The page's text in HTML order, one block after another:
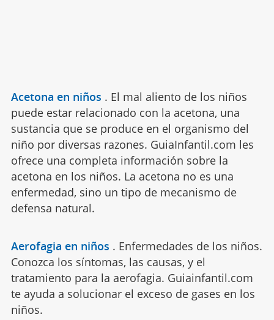
Acetona en niños . El mal aliento de los niños
puede estar relacionado con la acetona, una
sustancia que se produce en el organismo del
niño por diversas razones. GuiaInfantil.com les
ofrece una completa información sobre la
acetona en los niños. La acetona no es una
enfermedad, sino un tipo de mecanismo de
defensa natural.
Aerofagia en niños . Enfermedades de los niños.
Conozca los síntomas, las causas, y el
tratamiento para la aerofagia. Guiainfantil.com
te ayuda a solucionar el exceso de gases en los
niños.